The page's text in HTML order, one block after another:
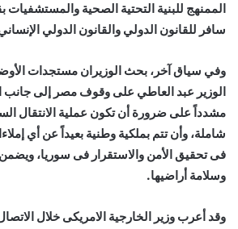
الممنهج للبنية التحتية الصحية
سافر للقانون الدولي والقانون الدولي
وفي سياق آخر، بحث الوزيران مستجدات
الوزير عبد العاطي على وقوف مصر إلى
مشدداً على ضرورة أن تكون عملية الانتقال
شاملة، وأن تتم بملكية وطنية بعيداً عن أي
فى تحقيق الأمن والاستقرار فى سوريا،
وسلامة أراضيها.
وقد أعرب وزير الخارجية الامريكى خلال